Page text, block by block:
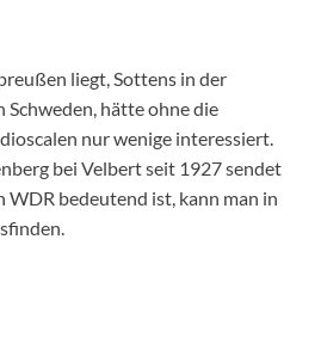
liegt, Sottens in der
Schweden, hätte ohne die
nur wenige interessiert.
bei Velbert seit 1927 sendet
WDR bedeutend ist, kann man in